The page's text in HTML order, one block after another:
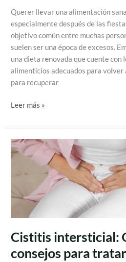
Querer llevar una alimentación
especialmente después de las
objetivo común entre muchas
suelen ser una época de excesos.
una dieta renovada que cuente con
alimenticios adecuados para volver
para recuperar
Leer más »
Cistitis intersticial:
consejos para
Cistitis
intersticial:
y
consejos
en
farmacia